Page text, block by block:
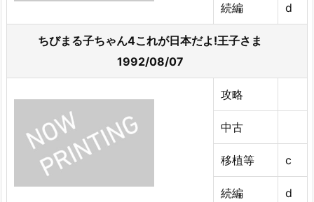
続編 d
ちびまる子ちゃん4これが日本だよ!王子さま
1992/08/07
攻略
中古
移植等 c
続編 d